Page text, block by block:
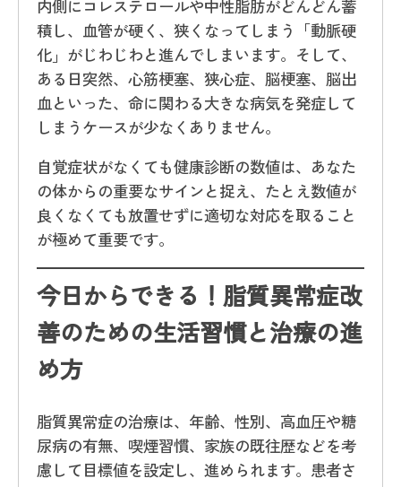
内側にコレステロールや中性脂肪がどんどん蓄
積し、血管が硬く、狭くなってしまう「動脈硬
化」がじわじわと進んでしまいます。そして、
ある日突然、心筋梗塞、狭心症、脳梗塞、脳出
血といった、命に関わる大きな病気を発症して
しまうケースが少なくありません。
自覚症状がなくても健康診断の数値は、あなた
の体からの重要なサインと捉え、たとえ数値が
良くなくても放置せずに適切な対応を取ること
が極めて重要です。
今日からできる！脂質異常症改
善のための生活習慣と治療の進
め方
脂質異常症の治療は、年齢、性別、高血圧や糖
尿病の有無、喫煙習慣、家族の既往歴などを考
慮して目標値を設定し、進められます。患者さ